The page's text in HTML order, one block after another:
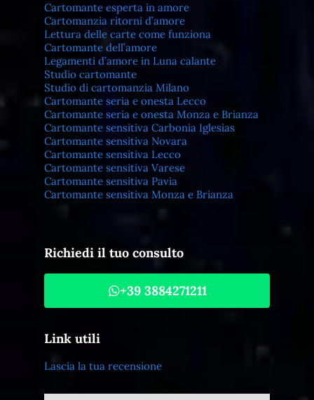
Cartomante esperta in amore
Cartomanzia ritorni d’amore
Lettura delle carte come funziona
Cartomante dell’amore
Legamenti d’amore in Luna calante
Studio cartomante
Studio di cartomanzia Milano
Cartomante seria e onesta Lecco
Cartomante seria e onesta Monza e Brianza
Cartomante sensitiva Carbonia Iglesias
Cartomante sensitiva Novara
Cartomante sensitiva Lecco
Cartomante sensitiva Varese
Cartomante sensitiva Pavia
Cartomante sensitiva Monza e Brianza
Richiedi il tuo consulto
+39 3884271211
Link utili
Lascia la tua recensione